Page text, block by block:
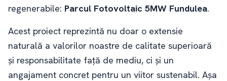
regenerabile: Parcul Fotovoltaic 5MW Fundulea.
Acest proiect reprezintă nu doar o extensie
naturală a valorilor noastre de calitate superioară
și responsabilitate față de mediu, ci și un
angajament concret pentru un viitor sustenabil. Așa